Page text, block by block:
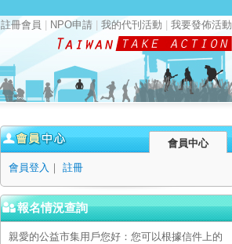
註冊會員 NPO申請 我的代刊活動 我要發佈活動
會員中心
會員登入 ｜ 註冊
報名情況查詢
親愛的公益市集用戶您好：您可以根據信件上的